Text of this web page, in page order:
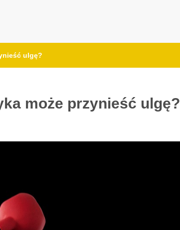
ulgę?
może przynieść ulgę?